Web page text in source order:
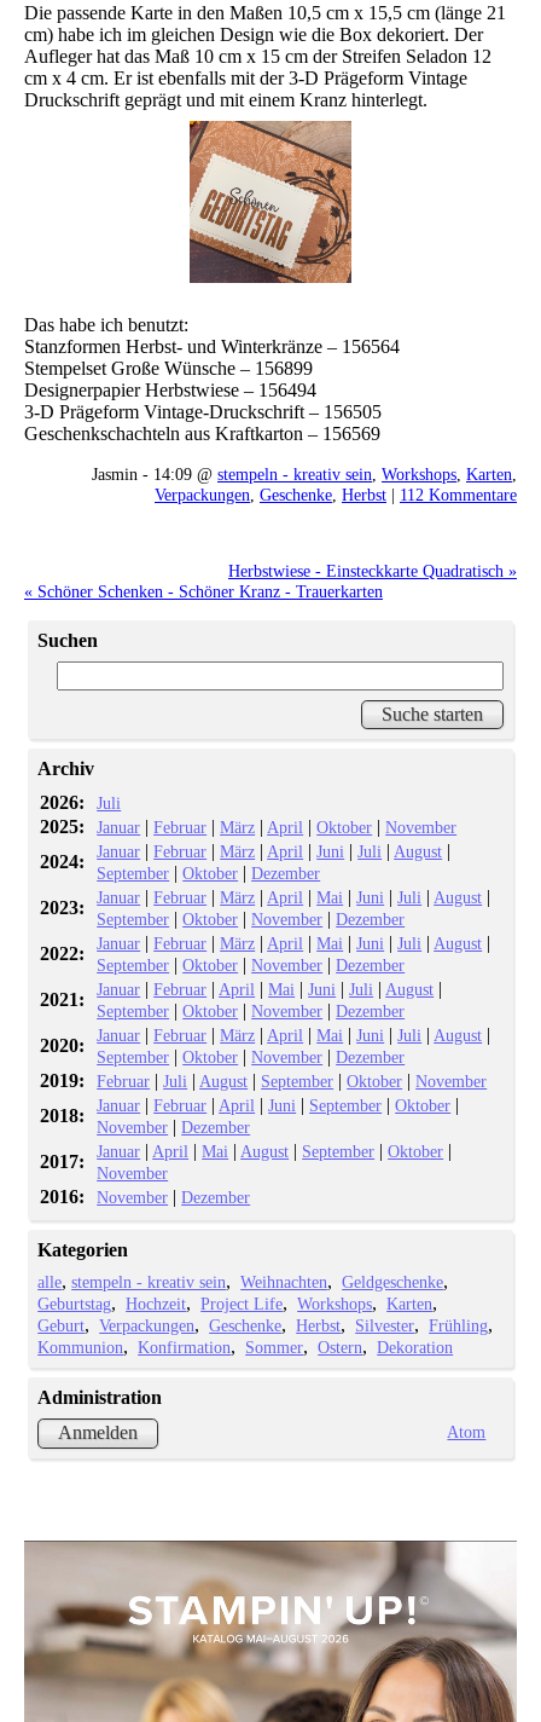
Die passende Karte in den Maßen 10,5 cm x 15,5 cm (länge 21
cm) habe ich im gleichen Design wie die Box dekoriert. Der
Aufleger hat das Maß 10 cm x 15 cm der Streifen Seladon 12
cm x 4 cm. Er ist ebenfalls mit der 3-D Prägeform Vintage
Druckschrift geprägt und mit einem Kranz hinterlegt.
Das habe ich benutzt:
Stanzformen Herbst- und Winterkränze – 156564
Stempelset Große Wünsche – 156899
Designerpapier Herbstwiese – 156494
3-D Prägeform Vintage-Druckschrift – 156505
Geschenkschachteln aus Kraftkarton – 156569
Jasmin - 14:09 @ stempeln - kreativ sein, Workshops, Karten,
Verpackungen, Geschenke, Herbst | 112 Kommentare
Herbstwiese - Einsteckkarte Quadratisch »
« Schöner Schenken - Schöner Kranz - Trauerkarten
Suchen
Archiv
2026:
Juli
2025: Januar |Februar |März | April |Oktober |November
2024: Januar |Februar |März | April |Juni |Juli | August |
September |Oktober |Dezember
2023: Januar |Februar |März | April |Mai |Juni |Juli | August |
September |Oktober |November |Dezember
2022: Januar |Februar |März | April |Mai |Juni |Juli | August |
September |Oktober |November |Dezember
2021: Januar |Februar | April |Mai |Juni |Juli | August |
September |Oktober |November |Dezember
2020: Januar |Februar |März | April |Mai |Juni |Juli | August |
September |Oktober |November |Dezember
2019: Februar |Juli | August | September |Oktober |November
2018: Januar |Februar | April |Juni | September |Oktober |
November |Dezember
2017: Januar | April |Mai | August | September |Oktober |
November
2016: November |Dezember
Kategorien
alle stempeln - kreativ sein Weihnachten
Geldgeschenke
Geburtstag
Hochzeit Project Life Workshops
Karten
Geburt
Verpackungen Geschenke Herbst Silvester
Frühling
Kommunion
Konfirmation Sommer Ostern Dekoration
Administration
Anmelden
Atom